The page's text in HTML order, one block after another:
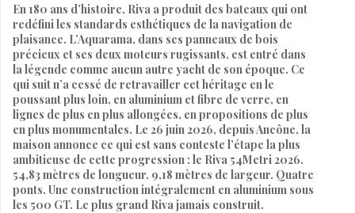
En 180 ans d’histoire, Riva a produit des bateaux qui ont
redéfini les standards esthétiques de la navigation de
plaisance. L’Aquarama, dans ses panneaux de bois
précieux et ses deux moteurs rugissants, est entré dans
la légende comme aucun autre yacht de son époque. Ce
qui suit n’a cessé de retravailler cet héritage en le
poussant plus loin, en aluminium et fibre de verre, en
lignes de plus en plus allongées, en propositions de plus
en plus monumentales. Le 26 juin 2026, depuis Ancône, la
maison annonce ce qui est sans conteste l’étape la plus
ambitieuse de cette progression : le Riva 54Metri 2026.
54,83 mètres de longueur. 9,18 mètres de largeur. Quatre
ponts. Une construction intégralement en aluminium sous
les 500 GT. Le plus grand Riva jamais construit.